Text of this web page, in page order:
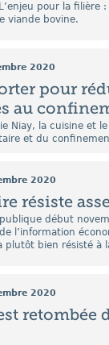
pour la filière
viande bovine.
2020
pour
au
Niay, la cuisine et
et du
2020
résiste
début
l’information
plutôt bien résisté à
2020
retombée